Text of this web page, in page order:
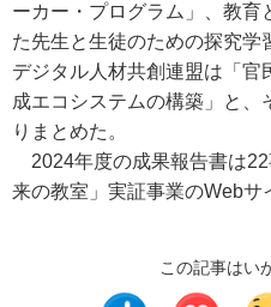
ーカー・プログラム​」、教育
た先生と生徒のための探究学
デジタル人材共創連盟は「
成エコシステムの構築」と、
りまとめた。
2024年度の成果報告書は
来の教室」実証事業のWebサ
この記事はい